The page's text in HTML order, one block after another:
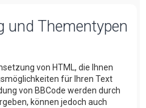
und Thementypen
von HTML, die Ihnen
für Ihren Text
von BBCode werden durch
können jedoch auch